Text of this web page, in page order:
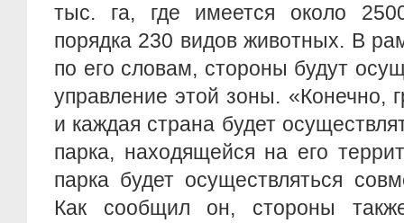
тыс. га, где имеется около
порядка 230 видов животных. В
по его словам, стороны будут
управление этой зоны. «Конечно,
и каждая страна будет
парка, находящейся на его
парка будет осуществляться
Как сообщил он, стороны